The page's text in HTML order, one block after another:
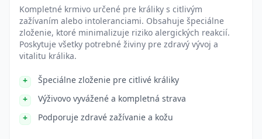
Kompletné krmivo určené pre králiky s citlivým
zažívaním alebo intoleranciami. Obsahuje špeciálne
zloženie, ktoré minimalizuje riziko alergických reakcií.
Poskytuje všetky potrebné živiny pre zdravý vývoj a
vitalitu králika.
Špeciálne zloženie pre citlivé králiky
Výživovo vyvážené a kompletná strava
Podporuje zdravé zažívanie a kožu